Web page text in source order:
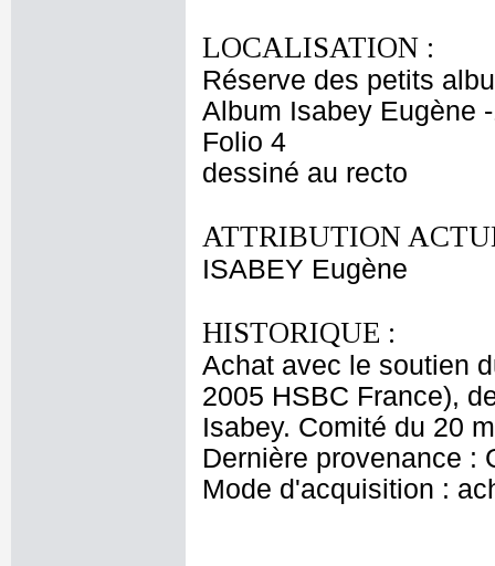
LOCALISATION :
Réserve des petits
Album Isabey Eugène
Folio 4
dessiné au recto
ATTRIBUTION
ISABEY Eugène
HISTORIQUE :
Achat avec le soutien
2005 HSBC France),
Isabey. Comité du 20
Dernière provenance :
Mode d'acquisition :